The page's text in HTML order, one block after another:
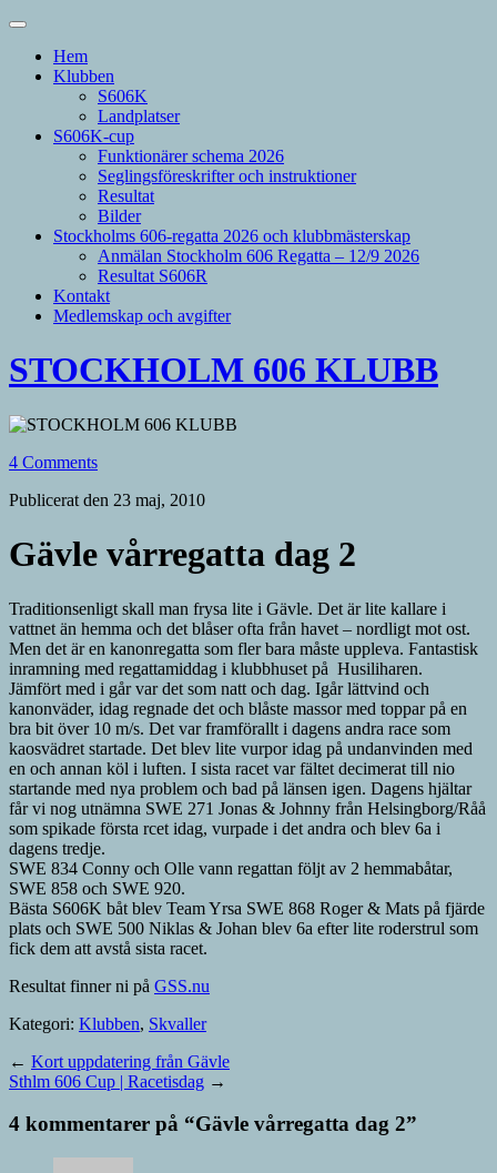
Hem
Klubben
S606K
Landplatser
S606K-cup
Funktionärer schema 2026
Seglingsföreskrifter och instruktioner
Resultat
Bilder
Stockholms 606-regatta 2026 och klubbmästerskap
Anmälan Stockholm 606 Regatta – 12/9 2026
Resultat S606R
Kontakt
Medlemskap och avgifter
STOCKHOLM 606 KLUBB
4 Comments
Publicerat den 23 maj, 2010
Gävle vårregatta dag 2
Traditionsenligt skall man frysa lite i Gävle. Det är lite kallare i
vattnet än hemma och det blåser ofta från havet – nordligt mot ost.
Men det är en kanonregatta som fler bara måste uppleva. Fantastisk
inramning med regattamiddag i klubbhuset på Husiliharen.
Jämfört med i går var det som natt och dag. Igår lättvind och
kanonväder, idag regnade det och blåste massor med toppar på en
bra bit över 10 m/s. Det var framförallt i dagens andra race som
kaosvädret startade. Det blev lite vurpor idag på undanvinden med
en och annan köl i luften. I sista racet var fältet decimerat till nio
startande med nya problem och bad på länsen igen. Dagens hjältar
får vi nog utnämna SWE 271 Jonas & Johnny från Helsingborg/Råå
som spikade första rcet idag, vurpade i det andra och blev 6a i
dagens tredje.
SWE 834 Conny och Olle vann regattan följt av 2 hemmabåtar,
SWE 858 och SWE 920.
Bästa S606K båt blev Team Yrsa SWE 868 Roger & Mats på fjärde
plats och SWE 500 Niklas & Johan blev 6a efter lite roderstrul som
fick dem att avstå sista racet.
Resultat finner ni på GSS.nu
Kategori: Klubben, Skvaller
← Kort uppdatering från Gävle
Sthlm 606 Cup | Racetisdag →
4 kommentarer på “Gävle vårregatta dag 2”